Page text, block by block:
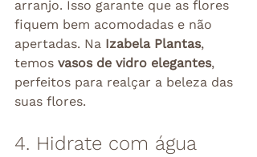
arranjo. Isso garante que as flores
fiquem bem acomodadas e não
apertadas. Na Izabela Plantas,
temos vasos de vidro elegantes,
perfeitos para realçar a beleza das
suas flores.
4. Hidrate com água